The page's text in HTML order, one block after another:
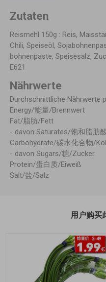
Zutaten
Reismehl 150g : Reis,
Chili, Speiseöl,
bohnenpaste, Speisesalz,
E621
Nährwerte
Durchschnittliche Nährwerte
Energy/能量/Brennwert
Fat/脂肪/Fett
- davon Saturates/饱和脂肪
Carbohydrate/碳水化合物/
- davon Sugars/糖/Zucker
Protein/蛋白质/Eiweiß
Salt/盐/Salz
用户购买